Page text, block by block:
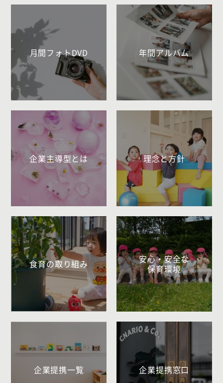
月間フォトDVD 年間アルバム
企業主導型とは 理念と方針
食育の取り組み
安心・安全な
保育環境
企業提携一覧 企業提携窓口